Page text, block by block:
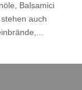
Balsamici
auch